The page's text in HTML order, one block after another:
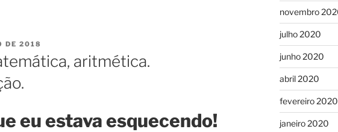
DE 2018
aritmética.
eu estava esquecendo!
novembro
julho 2020
junho 2020
abril 2020
fevereiro 2020
janeiro 2020